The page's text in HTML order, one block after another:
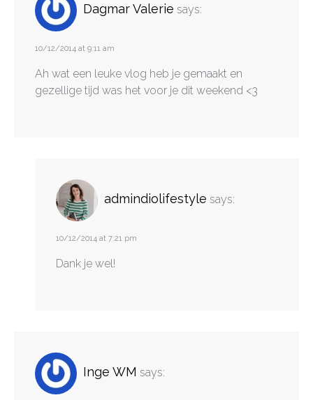
Dagmar Valerie says:
10/12/2014 at 9:11 am
Ah wat een leuke vlog heb je gemaakt en
gezellige tijd was het voor je dit weekend <3
admindiolifestyle says:
10/12/2014 at 7:21 pm
Dank je wel!
Inge WM says: